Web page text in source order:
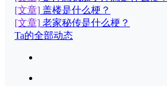
[文章] 盖楼是什么梗？
[文章] 老家秘传是什么梗？
Ta的全部动态